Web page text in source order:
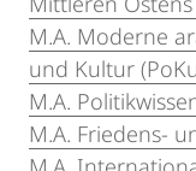
M.A. Moderne
und Kultur
M.A.
M.A. Friedens-